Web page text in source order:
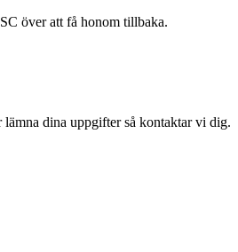
dina uppgifter så kontaktar vi dig.
över att få honom tillbaka.